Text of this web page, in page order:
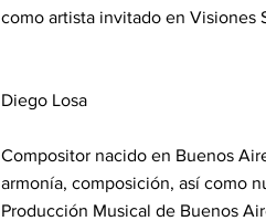
como artista invitado en Visiones
Diego Losa
Compositor nacido en Buenos
armonía, composición, así como
Producción Musical de Buenos